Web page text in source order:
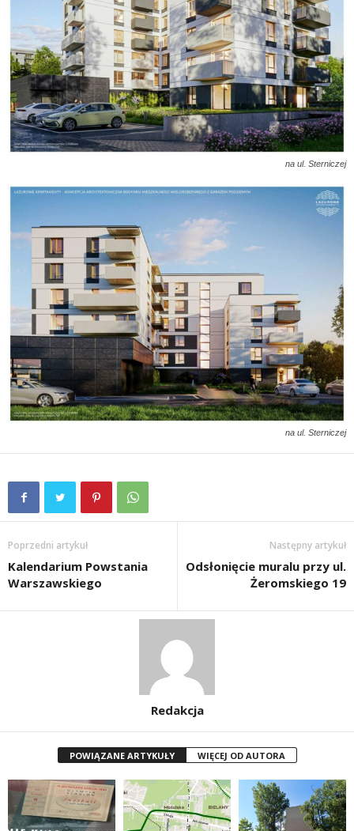
na ul. Sterniczej
na ul. Sterniczej
Poprzedni artykuł
Kalendarium Powstania
Warszawskiego
Następny artykuł
Odsłonięcie muralu przy ul.
Żeromskiego 19
Redakcja
POWIĄZANE ARTYKUŁY WIĘCEJ OD AUTORA